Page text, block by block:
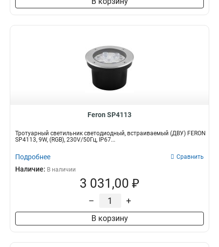
Feron SP4113
Тротуарный светильник светодиодный, встраиваемый (ДВУ) FERON
SP4113, 9W, (RGB), 230V/50Гц, IP67...
Подробнее Сравнить
Наличие: В наличии
3 031,00 ₽
– +
В корзину